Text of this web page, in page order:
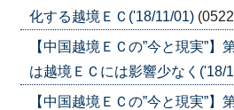
化する越境ＥＣ('18/11/01)
【中国越境ＥＣの”今と現実”
は越境ＥＣには影響少なく('18/
【中国越境ＥＣの”今と現実”